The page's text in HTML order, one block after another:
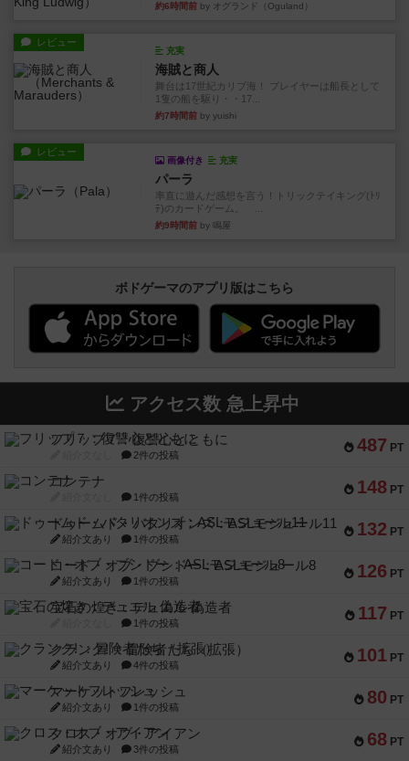
約6時間前 by オグランド（Oguland）
レビュー
充実
海賊と商人
舞台は17世紀カリブ海！ プレイヤーは船長として
1隻の船を駆り・・17...
約7時間前 by yuishi
レビュー
画像付き 充実
パーラ
率直に遊んだ感想を言う！トリックテイキング(ﾄﾘ
ﾃ)のカードゲーム。 ...
約9時間前 by 鳴屋
ボドゲーマのアプリ版はこちら
アクセス数 急上昇中
487 PT
フリップ７：復讐心とともに
2件の投稿
148 PT
コンテナ
1件の投稿
132 PT
ドゥームド・バタリオンズ：ASLモジュール11
紹介文あり 1件の投稿
126 PT
コード・オブ・ブシドー：ASLモジュール8
紹介文あり 1件の投稿
117 PT
宝石の煌き：デュエル 偽造者
1件の投稿
101 PT
クランク! ：冒険者たち（拡張）
紹介文あり 4件の投稿
80 PT
マーケットフレッシュ
紹介文あり 1件の投稿
68 PT
クロス・オブ・アイアン
紹介文あり 3件の投稿